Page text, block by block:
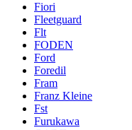
Fiori
Fleetguard
Flt
FODEN
Ford
Foredil
Fram
Franz Kleine
Fst
Furukawa